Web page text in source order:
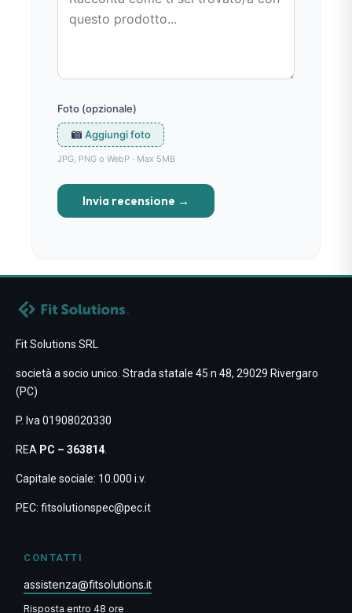
Foto (opzionale)
Aggiungi foto
JPG, PNG o WebP · Max 5MB
Invia recensione →
Fit Solutions SRL
società a socio unico. Strada statale 45 n 48, 29029 Rivergaro
(PC)
P. Iva 01908020330
REA PC – 363814.
Capitale sociale: 10.000 i.v.
PEC: fitsolutionspec@pec.it
CONTATTI
assistenza@fitsolutions.it
Risposta entro 48 ore